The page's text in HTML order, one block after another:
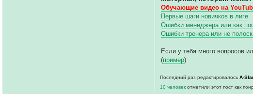
Обучающие видео на
Первые шаги новичков в лиге
Ошибки менеджера или как
Ошибки тренера или не
Если у тебя много вопросов
(пример)
Последний раз редактировалосьA-
10 человекотметили этот пост как